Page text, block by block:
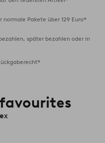
normale Pakete über 129 Euro*
später bezahlen oder in